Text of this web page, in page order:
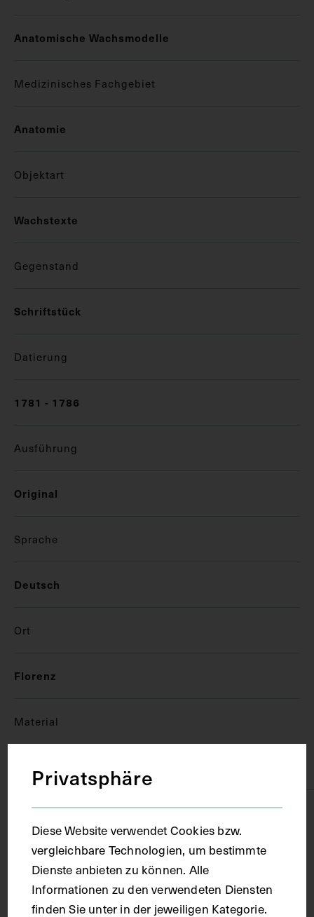
Anatomische Wachsmodelle
Medizinisches Fachgebiet
Anatomie
Objektart
Wachstexte
Gegenstand
Schriftstück
Datierung
1781 - 1786
Ausführung
Original
Sprache
Deutsch
Ort
Florenz
Material
Technik
Handschrift
Maße
Privatsphäre
Diese Website verwendet Cookies bzw.
vergleichbare Technologien, um bestimmte
Dienste anbieten zu können. Alle
Informationen zu den verwendeten Diensten
finden Sie unter in der jeweiligen Kategorie.